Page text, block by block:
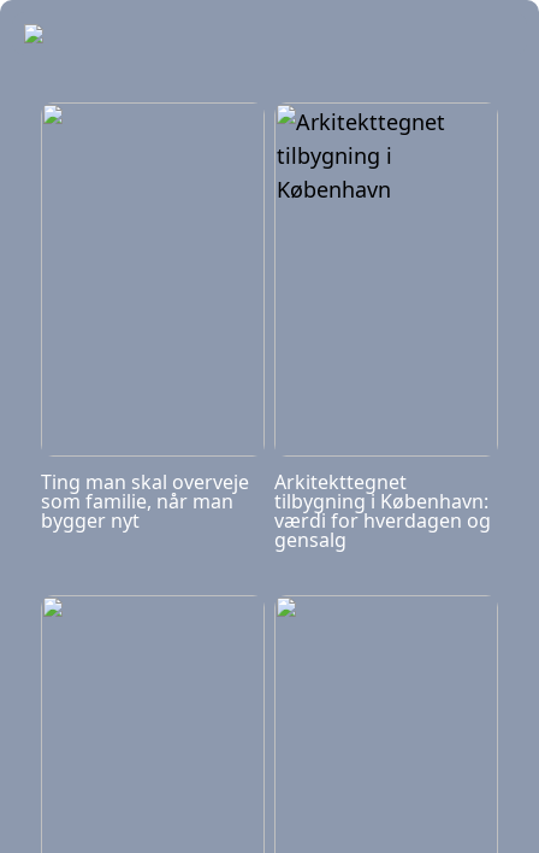
Ting man skal overveje
som familie, når man
bygger nyt
Arkitekttegnet
tilbygning i København:
værdi for hverdagen og
gensalg